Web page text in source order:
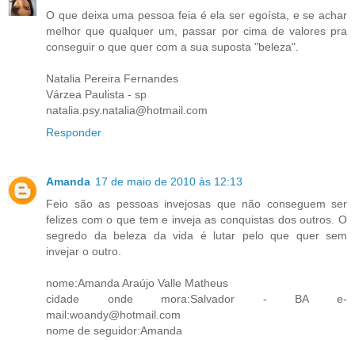
O que deixa uma pessoa feia é ela ser egoísta, e se achar
melhor que qualquer um, passar por cima de valores pra
conseguir o que quer com a sua suposta "beleza".
Natalia Pereira Fernandes
Várzea Paulista - sp
natalia.psy.natalia@hotmail.com
Responder
Amanda 17 de maio de 2010 às 12:13
Feio são as pessoas invejosas que não conseguem ser
felizes com o que tem e inveja as conquistas dos outros. O
segredo da beleza da vida é lutar pelo que quer sem
invejar o outro.
nome:Amanda Araújo Valle Matheus
cidade onde mora:Salvador - BA e-
mail:woandy@hotmail.com
nome de seguidor:Amanda